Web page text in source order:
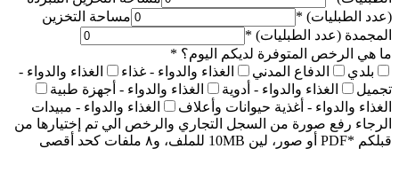
(عدد الطبليات) *
مساحة التخزين
المجمدة (عدد الطبليات) *
ما هي الرخص المتوفرة لديكم اليوم؟ *
بلدي
الدفاع المدني الغذاء والدواء - غذاء
الغذاء والدواء -
تجميل
الغذاء والدواء - أدوية
الغذاء والدواء - أجهزة طبية
الغذاء والدواء - أغذية حيوانات وأعلاف
الغذاء والدواء - مبيدات
الرجاء رفع صورة من السجل التجاري والرخص الي تم إختيارها من
قبلكم *PDF أو صور، لين 10MB للملف، و٨ ملفات كحد أقصى